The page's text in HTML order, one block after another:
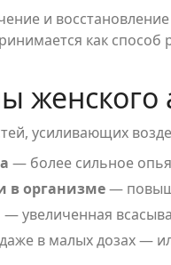
и
как способ
женского
усиливающих
— более сильное
в организме—
— увеличенная
даже в малых дозах —